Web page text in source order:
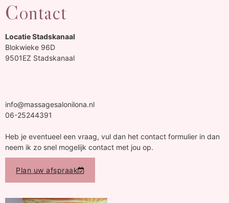
Contact
Locatie Stadskanaal
Blokwieke 96D
9501EZ Stadskanaal
info@massagesalonilona.nl
06-25244391
Heb je eventueel een vraag, vul dan het contact formulier in dan
neem ik zo snel mogelijk contact met jou op.
Plan uw afspraak